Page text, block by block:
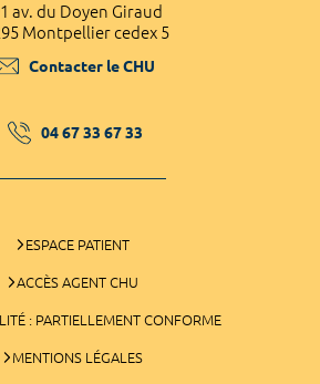
av. du Doyen Giraud
Montpellier cedex 5
Contacter le CHU
04 67 33 67 33
ESPACE PATIENT
ACCÈS AGENT CHU
: PARTIELLEMENT CONFORME
MENTIONS LÉGALES